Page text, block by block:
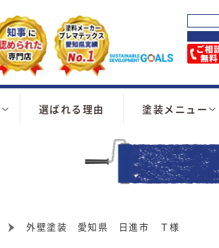
選ばれる理由 塗装メニュー
外壁塗装 愛知県 日進市 Ｔ様